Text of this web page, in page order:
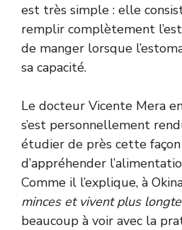
est très simple : elle
remplir complètement
de manger lorsque
sa capacité.
Le docteur Vicente Mera
s’est personnellement
étudier de près cette façon
d’appréhender
Comme il l’explique, à
minces et vivent plus
beaucoup à voir avec la